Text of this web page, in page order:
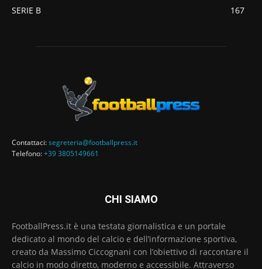
SERIE B
167
Contattaci:segreteria@footballpress.it
Telefono:+39 3805149661
CHI SIAMO
FootballPress.it è una testata giornalistica e un portale
dedicato al mondo del calcio e dell’informazione sportiva,
creato da Massimo Ciccognani con l’obiettivo di raccontare il
calcio in modo diretto, moderno e accessibile. Attraverso